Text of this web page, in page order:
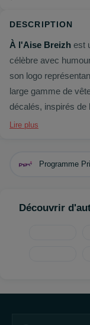
DESCRIPTION
À l'Aise Breizh est
célèbre avec
son logo
large gamme de
décalés, inspirés de
Lire plus
Programme
Découvrir